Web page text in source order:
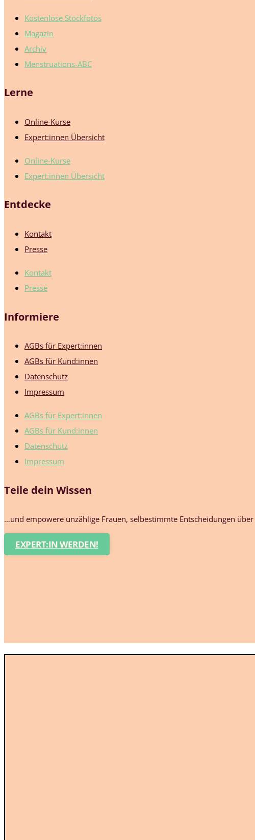
Kostenlose Stockfotos
Magazin
Archiv
Menstruations-ABC
Lerne
Online-Kurse
Expert:innen Übersicht
Online-Kurse
Expert:innen Übersicht
Entdecke
Kontakt
Presse
Kontakt
Presse
Informiere
AGBs für Expert:innen
AGBs für Kund:innen
Datenschutz
Impressum
AGBs für Expert:innen
AGBs für Kund:innen
Datenschutz
Impressum
Teile dein Wissen
…und empowere unzählige Frauen, selbestimmte Entscheidungen
EXPERT:IN WERDEN!